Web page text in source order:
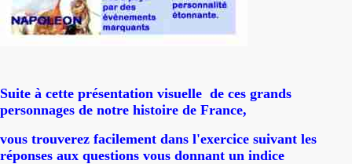
Suite à cette présentation visuelle de ces grands
personnages de notre histoire de France,
vous trouverez facilement dans l'exercice suivant les
réponses aux questions vous donnant un indice